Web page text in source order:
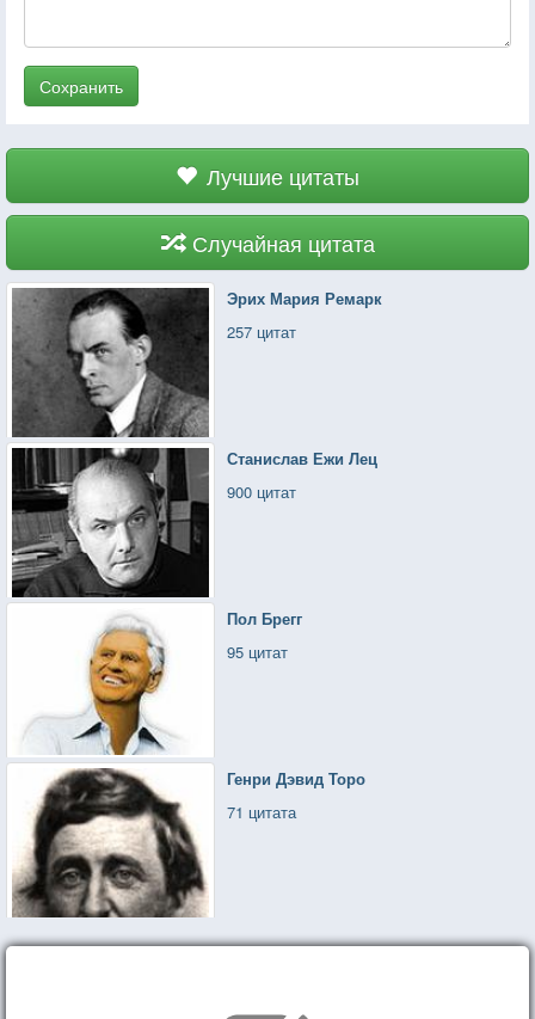
Сохранить
Лучшие цитаты
Случайная цитата
Эрих Мария Ремарк
257 цитат
Станислав Ежи Лец
900 цитат
Пол Брегг
95 цитат
Генри Дэвид Торо
71 цитата